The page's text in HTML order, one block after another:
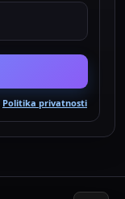
Politika privatnosti